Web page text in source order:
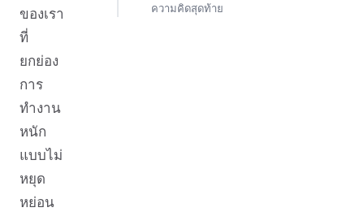
ของเรา
ที่
ยกย่อง
การ
ทำงาน
หนัก
แบบไม่
หยุด
หย่อน
ความคิดสุดท้าย